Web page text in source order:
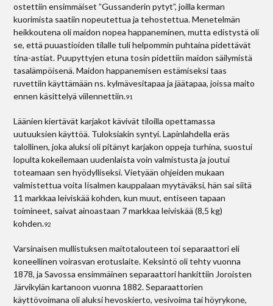
ostettiin ensimmäiset ”Gus­sanderin pytyt”, joilla kerman
kuorimista saatiin nopeutettua ja tehostettua. Menetelmän
heikkoutena oli maidon nopea happaneminen, mutta edistystä oli
se, että puuastioiden tilalle tuli helpommin puhtaina pidettävät
tina-astiat. Puupyttyjen etuna tosin pidettiin maidon säilymistä
tasalämpöisenä. Maidon happanemisen estämiseksi taas
ruvettiin käyttämään ns. kylmävesitapaa ja jäätapaa, joissa maito
ennen käsittelyä viilennettiin.91
Läänien kiertävät karjakot kävivät tiloilla opettamassa
uutuuksien käyttöä. Tuloksiakin syntyi. Lapinlahdella eräs
talollinen, joka aluksi oli pitänyt karjakon oppeja turhina, suostui
lopulta kokeilemaan uudenlaista voin valmistusta ja joutui
toteamaan sen hyödylliseksi. Vietyään ohjeiden mukaan
valmistettua voita Iisalmen kauppalaan myytäväksi, hän sai siitä
11 markkaa leiviskää kohden, kun muut, entiseen tapaan
toimineet, saivat ainoastaan 7 markkaa leiviskää (8,5 kg)
kohden.92
Varsinaisen mullistuksen maitotalouteen toi separaattori eli
koneellinen voirasvan erotuslaite. Keksintö oli tehty vuonna
1878, ja Savossa ensimmäinen separaattori hankittiin Joroisten
Järvikylän kartanoon vuonna 1882. Separaattorien
käyttövoimana oli aluksi hevoskierto, vesivoima tai höyrykone,